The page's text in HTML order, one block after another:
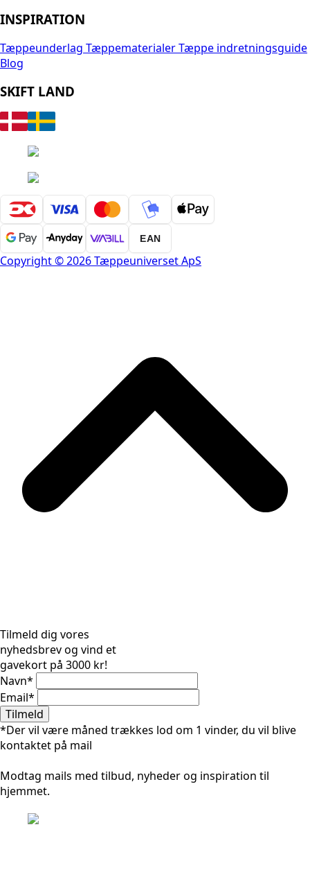
INSPIRATION
Tæppeunderlag TæppematerialerTæppe indretningsguide
Blog
SKIFT LAND
EAN
Copyright © 2026 Tæppeuniverset ApS
Tilmeld dig vores
nyhedsbrev og vind et
gavekort på 3000 kr!
Navn*
Email*
Tilmeld
*Der vil være måned trækkes lod om 1 vinder, du vil blive
kontaktet på mail
Modtag mails med tilbud, nyheder og inspiration til
hjemmet.